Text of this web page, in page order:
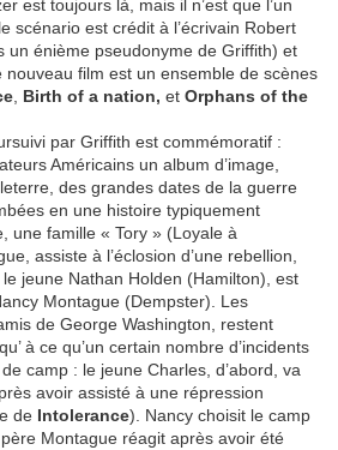
est toujours là, mais il n’est que l’un
scénario est crédit à l’écrivain Robert
un énième pseudonyme de Griffith) et
nouveau film est un ensemble de scènes
Birth of a nation, et Orphans of the
par Griffith est commémoratif :
Américains un album d’image,
des grandes dates de la guerre
en une histoire typiquement
une famille « Tory » (Loyale à
assiste à l’éclosion d’une rebellion,
jeune Nathan Holden (Hamilton), est
Montague (Dempster). Les
de George Washington, restent
à ce qu’un certain nombre d’incidents
camp : le jeune Charles, d’abord, va
avoir assisté à une répression
de Intolerance). Nancy choisit le camp
Montague réagit après avoir été